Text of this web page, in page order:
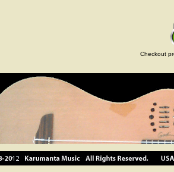
Checkout